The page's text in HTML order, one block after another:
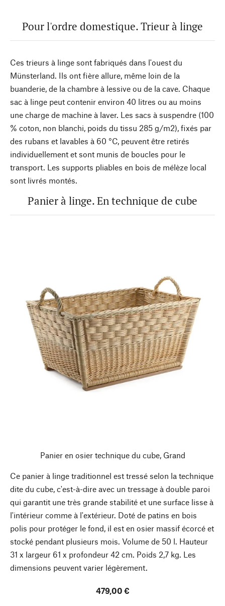
Pour l'ordre domestique. Trieur à linge
Ces trieurs à linge sont fabriqués dans l'ouest du
Münsterland. Ils ont fière allure, même loin de la
buanderie, de la chambre à lessive ou de la cave. Chaque
sac à linge peut contenir environ 40 litres ou au moins
une charge de machine à laver. Les sacs à suspendre (100
% coton, non blanchi, poids du tissu 285 g/m2), fixés par
des rubans et lavables à 60 °C, peuvent être retirés
individuellement et sont munis de boucles pour le
transport. Les supports pliables en bois de mélèze local
sont livrés montés.
Panier à linge. En technique de cube
Panier en osier technique du cube, Grand
Ce panier à linge traditionnel est tressé selon la technique
dite du cube, c'est-à-dire avec un tressage à double paroi
qui garantit une très grande stabilité et une surface lisse à
l'intérieur comme à l'extérieur. Doté de patins en bois
polis pour protéger le fond, il est en osier massif écorcé et
stocké pendant plusieurs mois. Volume de 50 l. Hauteur
31 x largeur 61 x profondeur 42 cm. Poids 2,7 kg. Les
dimensions peuvent varier légèrement.
479,00 €